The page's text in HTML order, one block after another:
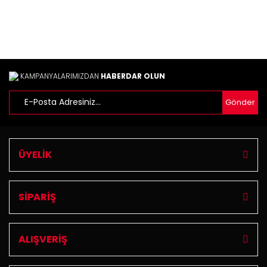
KAMPANYALARIMIZDAN HABERDAR OLUN
Gönder
ÜYELİK
SİPARİŞ
ALIŞVERİŞ